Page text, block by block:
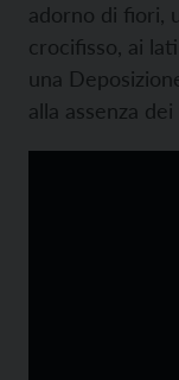
adorno di fiori,
crocifisso, ai
una
alla assenza